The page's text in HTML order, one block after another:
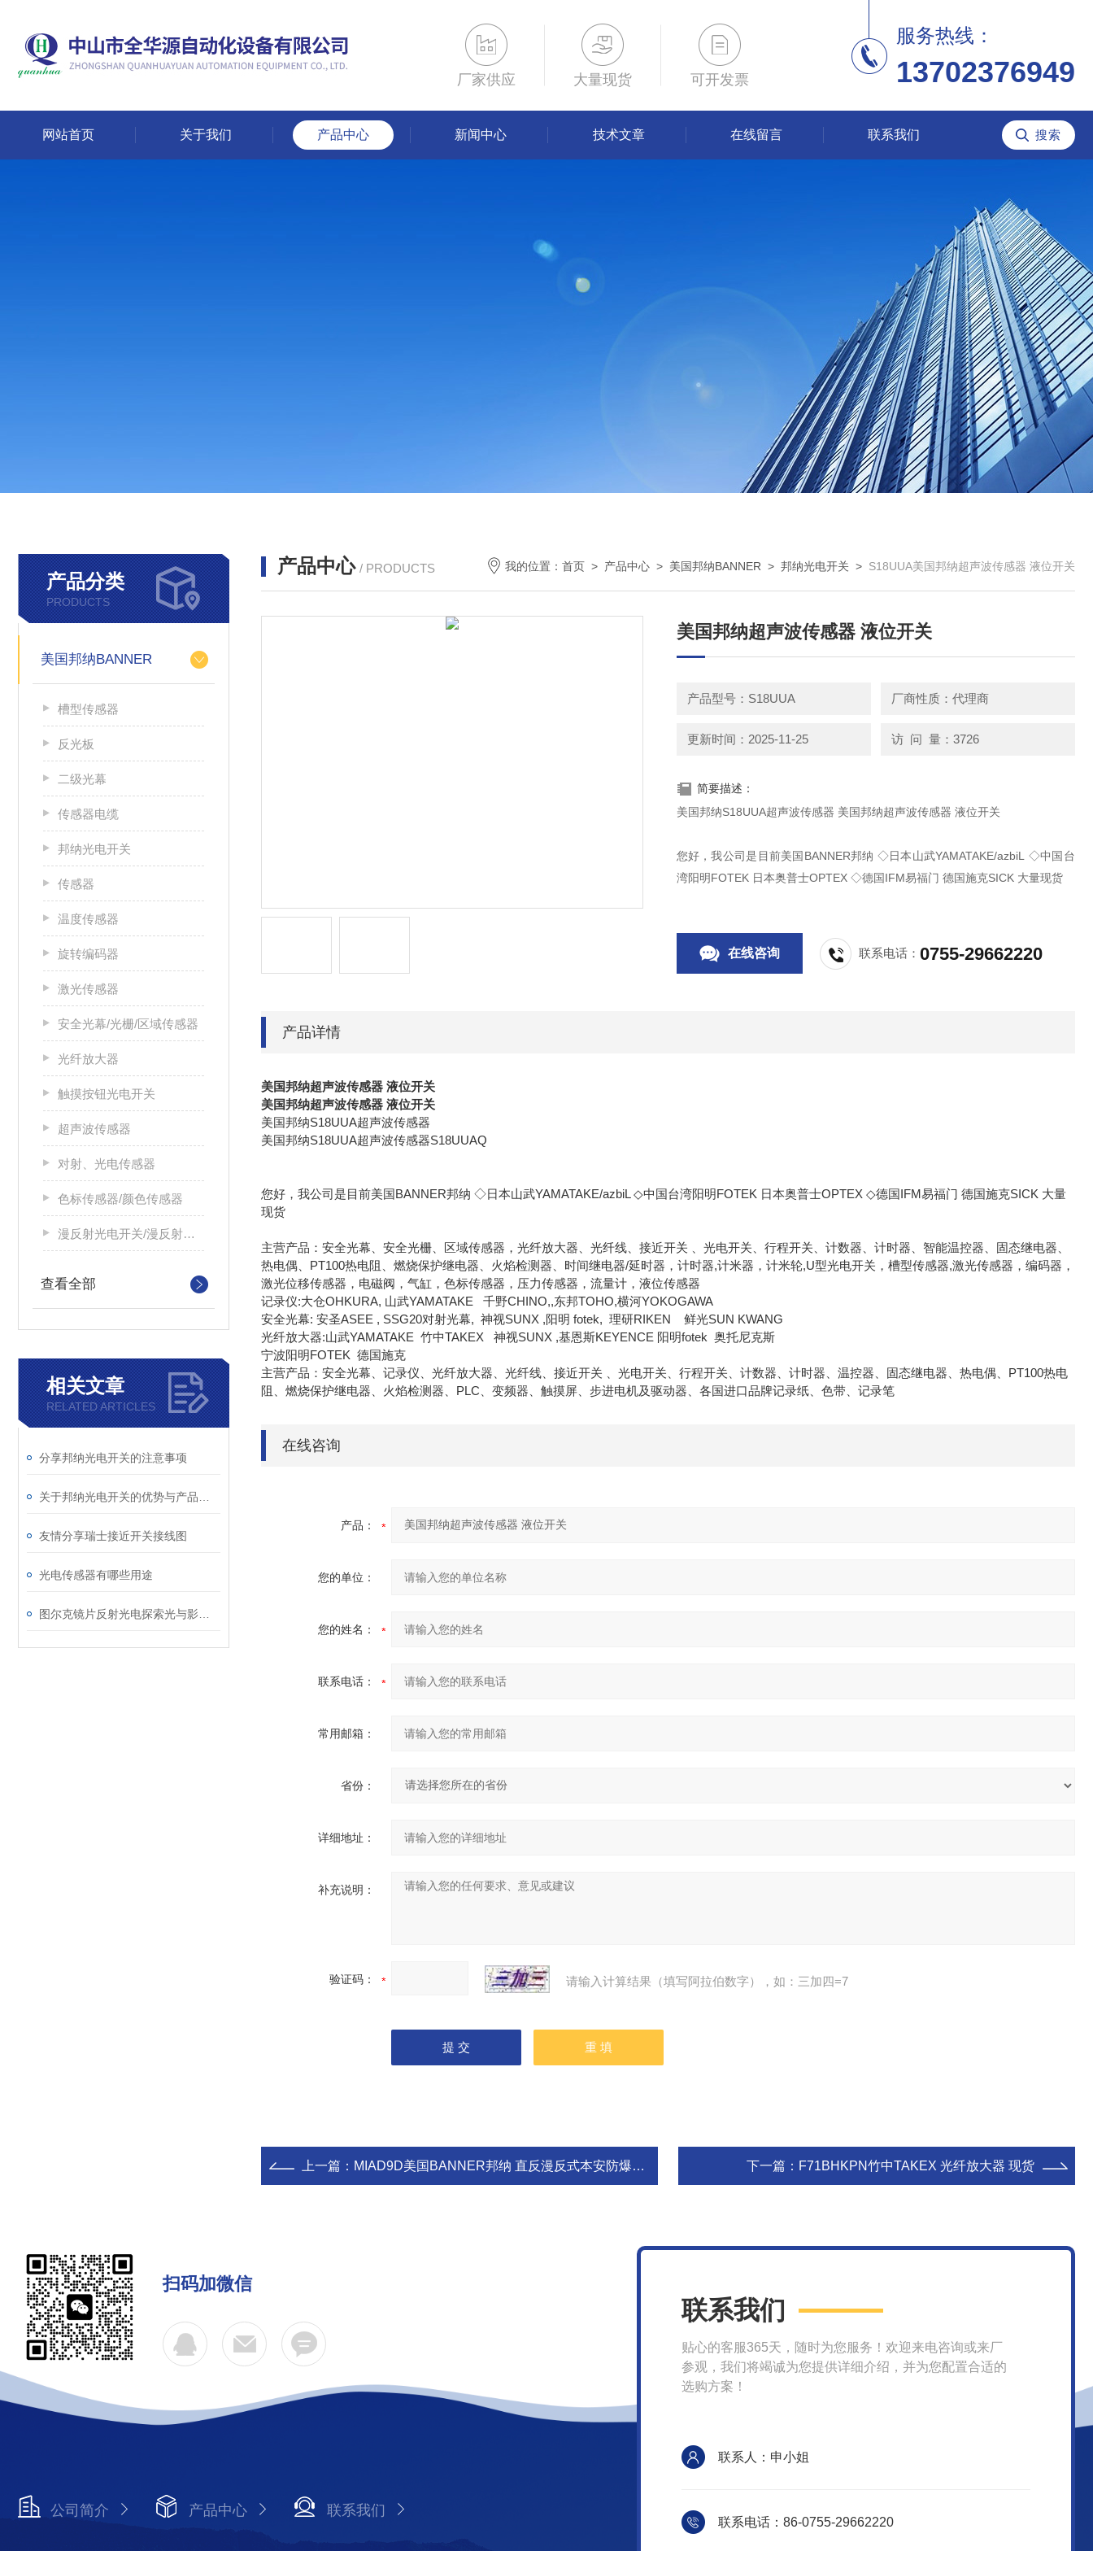
厂家供应 大量现货 可开发票
服务热线：
13702376949
网站首页 关于我们 产品中心 新闻中心 技术文章 在线留言 联系我们
产品分类
PRODUCTS
美国邦纳BANNER
槽型传感器
反光板
二级光幕
传感器电缆
邦纳光电开关
传感器
温度传感器
旋转编码器
激光传感器
安全光幕/光栅/区域传感器
光纤放大器
触摸按钮光电开关
超声波传感器
对射、光电传感器
色标传感器/颜色传感器
漫反射光电开关/漫反射光电传感器
查看全部
相关文章
RELATED ARTICLES
分享邦纳光电开关的注意事项
友情分享瑞士接近开关接线图
光电传感器有哪些用途
产品中心 / PRODUCTS 我的位置： 首页 > 产品中心 > 美国邦纳BANNER > 邦纳光电开关 > S18UUA美国邦纳超声波传感器 液位开关
美国邦纳超声波传感器 液位开关
产品型号：S18UUA 厂商性质：代理商
更新时间：2025-11-25 访 问 量：3726
简要描述：
美国邦纳S18UUA超声波传感器 美国邦纳超声波传感器 液位开关
您好，我公司是目前美国BANNER邦纳 ◇日本山武YAMATAKE/azbiL ◇中国台
湾阳明FOTEK 日本奥普士OPTEX ◇德国IFM易福门 德国施克SICK 大量现货
在线咨询 联系电话：0755-29662220
产品详情
美国邦纳超声波传感器 液位开关
美国邦纳超声波传感器 液位开关
美国邦纳S18UUA超声波传感器
美国邦纳S18UUA超声波传感器S18UUAQ
您好，我公司是目前美国BANNER邦纳 ◇日本山武YAMATAKE/azbiL ◇中国台湾阳明FOTEK 日本奥普士OPTEX ◇德国IFM易福门 德国施克SICK 大量
现货
主营产品：安全光幕、安全光栅、区域传感器，光纤放大器、光纤线、接近开关 、光电开关、行程开关、计数器、计时器、智能温控器、固态继电器、
热电偶、PT100热电阻、燃烧保护继电器、火焰检测器、时间继电器/延时器，计时器,计米器，计米轮,U型光电开关，槽型传感器,激光传感器，编码器，
激光位移传感器，电磁阀，气缸，色标传感器，压力传感器，流量计，液位传感器
记录仪:大仓OHKURA, 山武YAMATAKE 千野CHINO,,东邦TOHO,横河YOKOGAWA
安全光幕: 安圣ASEE , SSG20对射光幕, 神视SUNX ,阳明 fotek, 理研RIKEN 鲜光SUN KWANG
光纤放大器:山武YAMATAKE 竹中TAKEX 神视SUNX ,基恩斯KEYENCE 阳明fotek 奥托尼克斯
宁波阳明FOTEK 德国施克
主营产品：安全光幕、记录仪、光纤放大器、光纤线、接近开关 、光电开关、行程开关、计数器、计时器、温控器、固态继电器、热电偶、PT100热电
阻、燃烧保护继电器、火焰检测器、PLC、变频器、触摸屏、步进电机及驱动器、各国进口品牌记录纸、色带、记录笔
在线咨询
产品：
您的单位：
您的姓名：
联系电话：
常用邮箱：
省份：
详细地址：
补充说明：
验证码： 请输入计算结果（填写阿拉伯数字），如：三加四=7
上一篇： MIAD9D美国BANNER邦纳 直反漫反式本安防爆传感器 下一篇： F71BHKPN竹中TAKEX 光纤放大器 现货
扫码加微信
公司简介 产品中心 联系我们
联系我们
贴心的客服365天，随时为您服务！欢迎来电咨询或来厂
参观，我们将竭诚为您提供详细介绍，并为您配置合适的
选购方案！
联系人：申小姐
联系电话：86-0755-29662220